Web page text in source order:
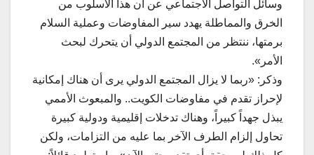
وسائل التواصل الاجتماعي عن أن هذا الأسلوب من
الخرق والمماطلة يهدد سير المفاوضات وعملية السلام
برمتها، ننتظر من المجتمع الدولي أن يتحرك لبحث
الأمر».
وذكر: «ربما لا يزال المجتمع الدولي يرى أن هناك إمكانية
لإحراز تقدم في مفاوضات الكويت.. والمبعوث الأممي
يبذل جهداً كبيراً، وهناك تدخلات إقليمية ودولية كبيرة
تحاول إلزام الطرف الآخر بما عليه من التزامات، ولكن